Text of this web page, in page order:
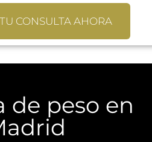
CONSULTA AHORA
de peso en